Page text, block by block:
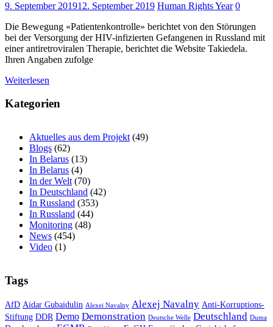
9. September 201912. September 2019 Human Rights Year 0
Die Bewegung «Patientenkontrolle» berichtet von den Störungen
bei der Versorgung der HIV-infizierten Gefangenen in Russland mit
einer antiretroviralen Therapie, berichtet die Website Takiedela.
Ihren Angaben zufolge
Weiterlesen
Kategorien
Aktuelles aus dem Projekt (49)
Blogs (62)
In Belarus (13)
In Belarus (4)
In der Welt (70)
In Deutschland (42)
In Russland (353)
In Russland (44)
Monitoring (48)
News (454)
Video (1)
Tags
AfD Aidar Gubaidulin Alexei Navalny Alexej Navalny Anti-Korruptions-
Stiftung DDR Demo Demonstration Deutsche Welle Deutschland Duma